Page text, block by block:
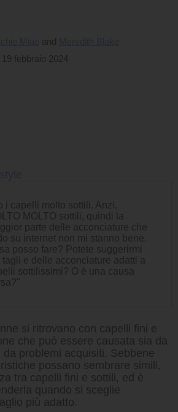
febbraio 2024
i capelli molto sottili. Anzi,
MOLTO sottili, quindi la
parte delle acconciature che
su internet non mi stanno bene.
posso fare? Potete suggerirmi
tagli e delle acconciature adatti a
sottilissimi? O è una causa
si ritrovano con capelli fini e
che può essere causata sia da
problemi acquisiti. Sebbene
possano sembrare simili,
tra capelli fini e sottili, ed è
quando si sceglie
più adatto.